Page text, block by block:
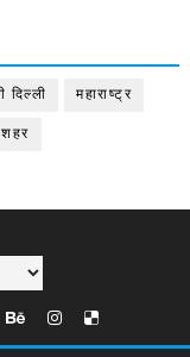
दिल्ली महाराष्ट्र
शहर